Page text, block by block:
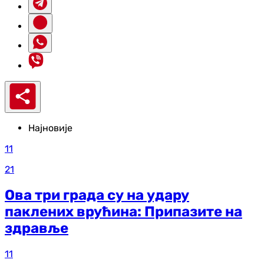
Најновије
11
21
Ова три града су на удару
паклених врућина: Припазите на
здравље
11